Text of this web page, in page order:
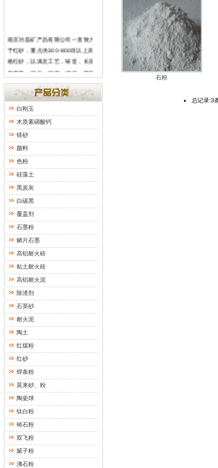
南京功磊矿产品有限公司
一直致力
于红砂，重点供300-800目以上高规
格红砂，以满足工艺，铸造，长期
和广东，河北，河南，浙江，安徽
供货关系，欢迎新老客户致电我公
司。近期有其他公司未经许可冒用
我公司产品图片，特提醒新老客户
注意鉴别真假。我公司网址是
www.njhsc.com
白刚玉
木质素磺酸钙
镁砂
颜料
色粉
硅藻土
黑炭灰
白碳黑
覆盖剂
石墨粉
鳞片石墨
高铝耐火砖
粘土耐火砖
高铝耐火泥
除渣剂
石英砂
耐火泥
陶土
红煤粉
红砂
焊条粉
莫来砂、粉
陶瓷球
钛白粉
铸石粉
双飞粉
腻子粉
沸石粉
石粉
总记录:3